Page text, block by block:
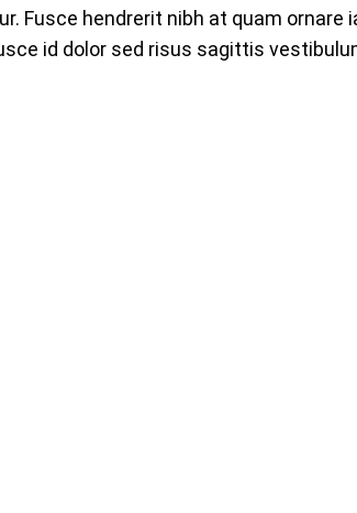
Fusce hendrerit nibh at quam ornare
id dolor sed risus sagittis